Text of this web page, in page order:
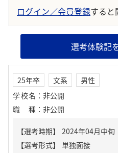
ログイン／会員登録すると
選考体験記
25年卒 文系
男性
学校名 ： 非公開
職種 ： 非公開